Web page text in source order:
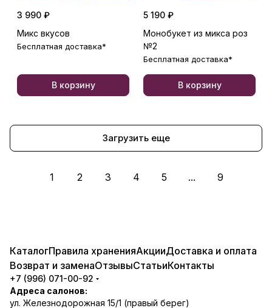
3 990 ₽
Микс вкусов
Бесплатная доставка*
В корзину
5 190 ₽
Монобукет из микса роз
№2
Бесплатная доставка*
В корзину
Загрузить еще
1 2 3 4 5 ... 9
КаталогПравила храненияАкцииДоставка и оплата
Возврат и заменаОтзывыСтатьиКонтакты
+7 (996) 071-00-92
Адреса салонов:
ул. Железнодорожная 15/1 (правый берег)